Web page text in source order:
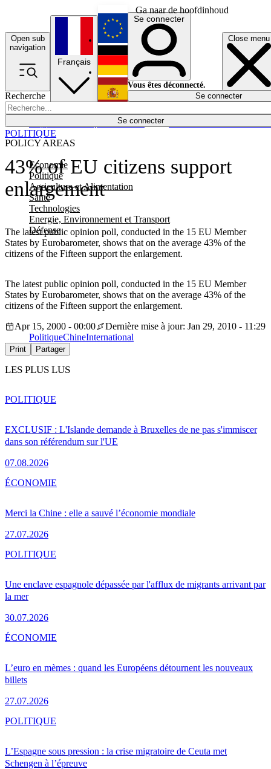
Ga naar de hoofdinhoud
Open sub
navigation
Close menu
Recherche
Se connecter
POLICY AREAS
Economie
Politique
Agriculture et Alimentation
Santé
Technologies
Energie, Environnement et Transport
Défense
Économie
Français
English
Deutsch
Español
Se connecter
Vous êtes déconnecté.
Se connecter
43% of EU citizens support
enlargement
The latest public opinion poll, conducted in the 15 EU Member
States by Eurobarometer, shows that on the average 43% of the
citizens of the Fifteen support the enlargement.
POLITIQUE
The latest public opinion poll, conducted in the 15 EU Member
States by Eurobarometer, shows that on the average 43% of the
citizens of the Fifteen support the enlargement.
Apr 15, 2000 - 00:00
Dernière mise à jour: Jan 29, 2010 - 11:29
PolitiqueChineInternational
Print Partager
LES PLUS LUS
EXCLUSIF : L'Islande demande à Bruxelles de ne pas s'immiscer
dans son référendum sur l'UE
07.08.2026
POLITIQUE
Merci la Chine : elle a sauvé l’économie mondiale
27.07.2026
ÉCONOMIE
Une enclave espagnole dépassée par l'afflux de migrants arrivant par
la mer
30.07.2026
POLITIQUE
L’euro en mèmes : quand les Européens détournent les nouveaux
billets
27.07.2026
ÉCONOMIE
L’Espagne sous pression : la crise migratoire de Ceuta met
Schengen à l’épreuve
POLITIQUE